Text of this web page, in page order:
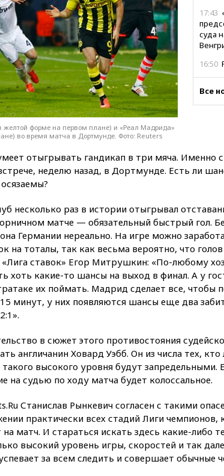
17:43
суда
16:50
16:16
14:43
стал
13:37
13:03
12:27
НПЗ,
11:47
11:07
10:27
Все
желтой форме на первом плане) и «Реал Мадрида»
во время матча в Дортмунде. Фото: Reuters
отыгрывать гандикап в три мяча. Именно
неделю назад, в Дортмунде. Есть ли
несколько раз в истории отыгрывал
матче — обязательный быстрый гол.
Германии нереально. На игре можно
на тоталы, так как весьма вероятно, что
«Лига ставок» Егор Митрушкин: «По-любому
хоть какие-то шансы на выход в финал. А у
их поймать. Мадрид сделает все, чтобы
минут, у них появляются шансы еще два
в сюжет этого противостояния
англичанин Ховард Уэбб. Он из числа тех, кто
высокого уровня будут запредельными.
на судью по ходу матча будет колоссальное.
Станислав Рынкевич согласен с такими
практически всех стадий Лиги чемпионов,
на матч. И стараться искать здесь какие-либо
высокий уровень игры, скоростей и так
за всем следить и совершает обычные